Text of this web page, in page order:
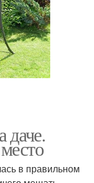
даче.
в правильном